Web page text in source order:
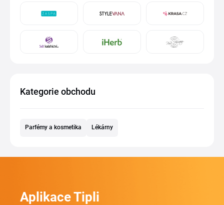
Kategorie obchodu
Parfémy a kosmetika Lékárny
Aplikace Tipli